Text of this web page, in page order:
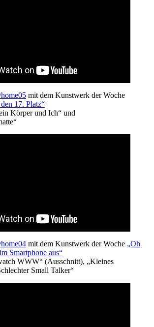
mit dem Kunstwerk der Woche
17. Platz“
Körper und Ich“ und
mit dem Kunstwerk der Woche „Oh
Smartphone aus“
WWW“ (Ausschnitt), „Kleines
Small Talker“